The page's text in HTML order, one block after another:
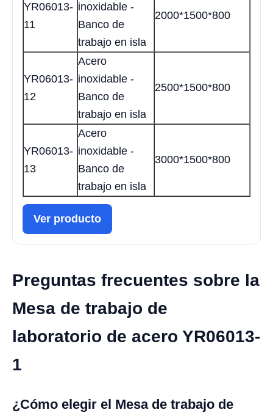
YR06013-
11
inoxidable -
Banco de
trabajo en isla
2000*1500*800
YR06013-
12
Acero
inoxidable -
Banco de
trabajo en isla
2500*1500*800
YR06013-
13
Acero
inoxidable -
Banco de
trabajo en isla
3000*1500*800
Ver producto
Preguntas frecuentes sobre la
Mesa de trabajo de
laboratorio de acero YR06013-
1
¿Cómo elegir el Mesa de trabajo de